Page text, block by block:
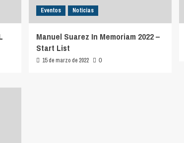
Eventos Noticias
Manuel Suarez In Memoriam 2022 –
Start List
15 de marzo de 2022 0